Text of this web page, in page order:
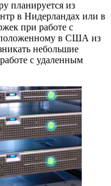
планируется из
в Нидерландах или в
при работе с
в США из
небольшие
с удаленным